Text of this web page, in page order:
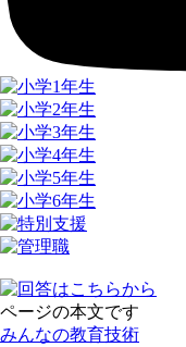
ページの本文です
みんなの教育技術